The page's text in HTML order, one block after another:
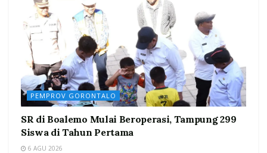
PEMPROV GORONTALO
SR di Boalemo Mulai Beroperasi, Tampung 299
Siswa di Tahun Pertama
6 AGU 2026